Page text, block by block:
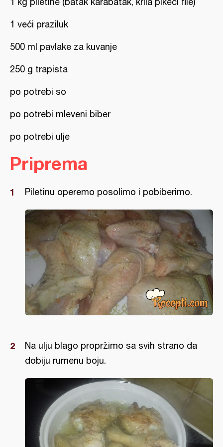
1 veći praziluk
500 ml pavlake za kuvanje
250 g trapista
po potrebi so
po potrebi mleveni biber
po potrebi ulje
Priprema
Piletinu operemo posolimo i pobiberimo.
Na ulju blago propržimo sa svih strano da
dobiju rumenu boju.